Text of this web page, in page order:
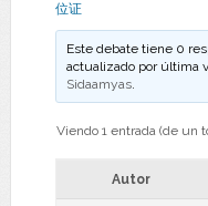
位证
Este debate tiene 0
actualizado por última
Sidaamyas.
Viendo 1 entrada (de un
Autor